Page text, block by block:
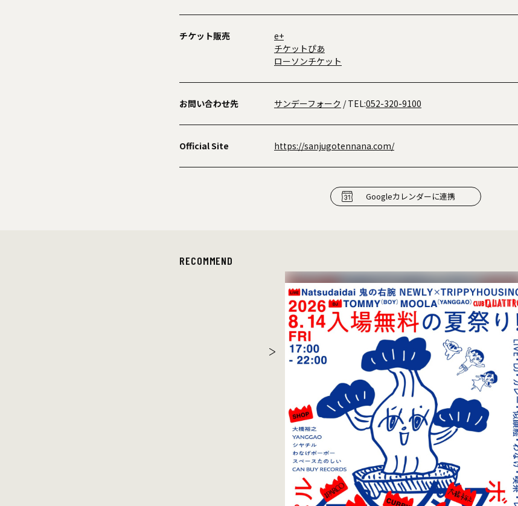
チケット販売
e+
チケットぴあ
ローソンチケット
お問い合わせ先 サンデーフォーク / TEL:052-320-9100
Official Site https://sanjugotennana.com/
Googleカレンダーに連携
RECOMMEND